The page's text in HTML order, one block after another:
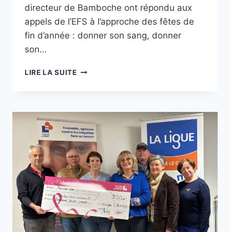
directeur de Bamboche ont répondu aux
appels de l’EFS à l’approche des fêtes de
fin d’année : donner son sang, donner
son…
LIRE LA SUITESANG